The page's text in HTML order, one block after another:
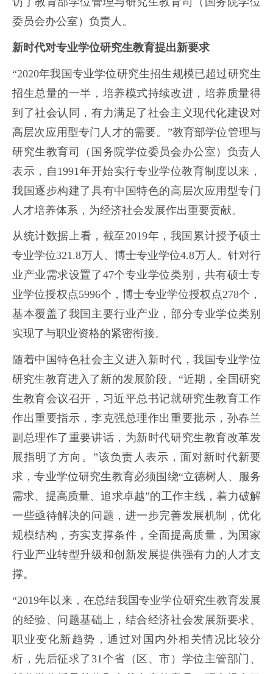
委员会办公室）负责人。
新时代对专业学位研究生教育提出新要求
“2020年我国专业学位研究生招生规模已超过研究生
招生总量的一半，培养模式持续改进，培养质量得
到了社会认同，有力满足了社会主义现代化建设对
高层次应用型专门人才的需要。”教育部学位管理与
研究生教育司（国务院学位委员会办公室）负责人
表示，自1991年开始实行专业学位教育制度以来，
我国逐步构建了具有中国特色的高层次应用型专门
人才培养体系，为经济社会发展作出重要贡献。
从统计数据上看，截至2019年，我国累计授予硕士
专业学位321.8万人、博士专业学位4.8万人。针对行
业产业需求设置了47个专业学位类别，共有硕士专
业学位授权点5996个，博士专业学位授权点278个，
基本覆盖了我国主要行业产业，部分专业学位类别
实现了与职业资格的紧密衔接。
随着中国特色社会主义进入新时代，我国专业学位
研究生教育进入了新的发展阶段。“近期，全国研究
生教育会议召开，习近平总书记就研究生教育工作
作出重要指示，李克强总理作出重要批示，孙春兰
副总理作了重要讲话，为新时代研究生教育改革发
展指明了方向。”该负责人表示，面对新时代新要
求，专业学位研究生教育必须围绕“立德树人、服务
需求、提高质量、追求卓越”的工作主线，着力破解
一些亟待解决的问题，进一步完善发展机制，优化
规模结构，夯实支撑条件，全面提高质量，为国家
行业产业转型升级和创新发展提供强有力的人才支
撑。
“2019年以来，在总结我国专业学位研究生教育发展
的经验、问题基础上，结合经济社会发展新要求、
职业变化新趋势，通过对国内外相关情况比较分
析，先后征求了31个省（区、市）学位主管部门、